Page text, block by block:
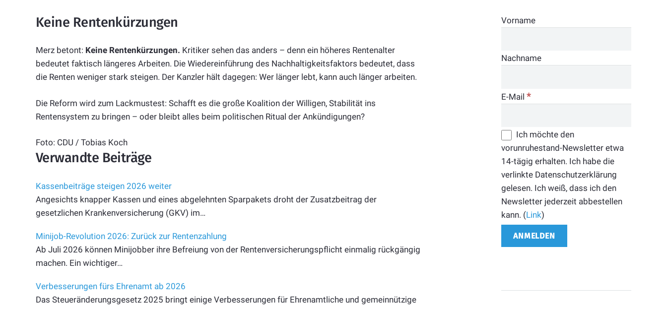
Keine Rentenkürzungen
Merz betont: Keine Rentenkürzungen. Kritiker sehen das anders – denn ein höheres Rentenalter
bedeutet faktisch längeres Arbeiten. Die Wiedereinführung des Nachhaltigkeitsfaktors bedeutet, dass
die Renten weniger stark steigen. Der Kanzler hält dagegen: Wer länger lebt, kann auch länger arbeiten.
Die Reform wird zum Lackmustest: Schafft es die große Koalition der Willigen, Stabilität ins
Rentensystem zu bringen – oder bleibt alles beim politischen Ritual der Ankündigungen?
Foto: CDU / Tobias Koch
Verwandte Beiträge
Kassenbeiträge steigen 2026 weiter
Angesichts knapper Kassen und eines abgelehnten Sparpakets droht der Zusatzbeitrag der
gesetzlichen Krankenversicherung (GKV) im…
Minijob-Revolution 2026: Zurück zur Rentenzahlung
Ab Juli 2026 können Minijobber ihre Befreiung von der Rentenversicherungspflicht einmalig rückgängig
machen. Ein wichtiger…
Verbesserungen fürs Ehrenamt ab 2026
Das Steueränderungsgesetz 2025 bringt einige Verbesserungen für Ehrenamtliche und gemeinnützige
Vorname
Nachname
E-Mail*
Ich möchte den
vorunruhestand-Newsletter etwa
14-tägig erhalten. Ich habe die
verlinkte Datenschutzerklärung
gelesen. Ich weiß, dass ich den
Newsletter jederzeit abbestellen
kann. (Link)